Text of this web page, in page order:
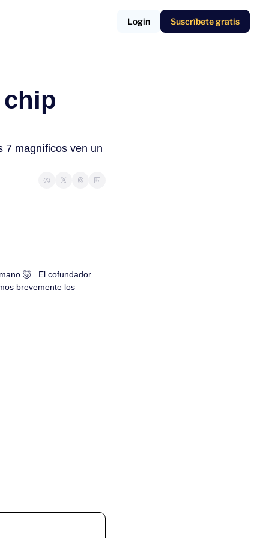
Login Suscríbete gratis
7 magníficos ven un
🤯 .  El cofundador
brevemente los